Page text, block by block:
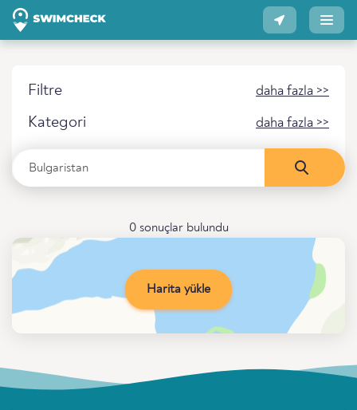
Filtre daha fazla >>
Kategori daha fazla >>
0 sonuçlar bulundu
Harita yükle